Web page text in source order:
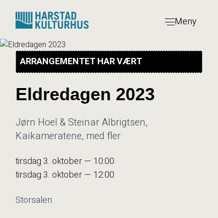
innhold
Meny
ARRANGEMENTET HAR VÆRT
Eldredagen 2023
Jørn Hoel & Steinar Albrigtsen,
Kaikameratene, med fler
tirsdag 3. oktober — 10:00
tirsdag 3. oktober — 12:00
Storsalen